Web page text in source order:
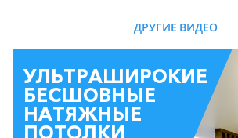
ДРУГИЕ ВИДЕО
УЛЬТРАШИРОКИЕ
БЕСШОВНЫЕ
НАТЯЖНЫЕ
ПОТОЛКИ